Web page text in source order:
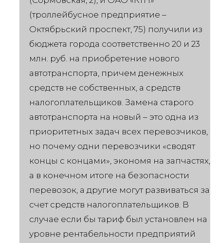
(троллейбусное предприятие –
Октябрьский проспект, 75) получили из
бюджета города соответственно 20 и 23
млн. руб. на приобретение нового
автотранспорта, причем денежных
средств не собственных, а средств
налогоплательщиков. Замена старого
автотранспорта на новый – это одна из
приоритетных задач всех перевозчиков,
но почему одни перевозчики «сводят
концы с концами», экономя на запчастях,
а в конечном итоге на безопасности
перевозок, а другие могут развиваться за
счет средств налогоплательщиков. В
случае если бы тариф был установлен на
уровне рентабельности предприятий